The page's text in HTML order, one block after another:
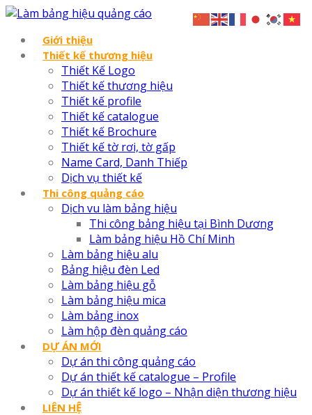
Giới thiệu
Thiết kế thương hiệu
Thiết Kế Logo
Thiết kế thương hiệu
Thiết kế profile
Thiết kế catalogue
Thiết kế Brochure
Thiết kế tờ rơi, tờ gấp
Name Card, Danh Thiếp
Dịch vụ thiết kế
Thi công quảng cáo
Dịch vu làm bảng hiệu
Thi công bảng hiệu tại Bình Dương
Làm bảng hiệu Hồ Chí Minh
Làm bảng hiệu alu
Bảng hiệu đèn Led
Làm bảng hiệu gỗ
Làm bảng hiệu mica
Làm bảng inox
Làm hộp đèn quảng cáo
DỰ ÁN MỚI
Dự án thi công quảng cáo
Dự án thiết kế catalogue – Profile
Dự án thiết kế logo – Nhận diện thương hiệu
LIÊN HỆ